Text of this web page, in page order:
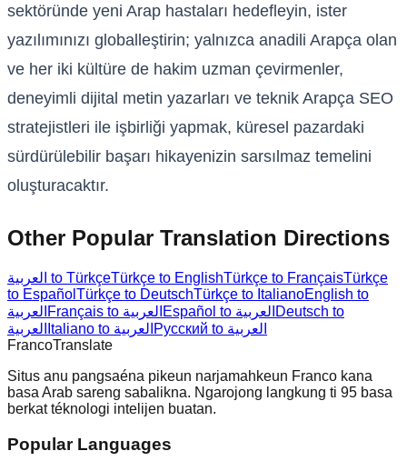
sektöründe yeni Arap hastaları hedefleyin, ister
yazılımınızı globalleştirin; yalnızca anadili Arapça olan
ve her iki kültüre de hakim uzman çevirmenler,
deneyimli dijital metin yazarları ve teknik Arapça SEO
stratejistleri ile işbirliği yapmak, küresel pazardaki
sürdürülebilir başarı hikayenizin sarsılmaz temelini
oluşturacaktır.
Other Popular Translation Directions
العربية to TürkçeTürkçe to EnglishTürkçe to FrançaisTürkçe
to Español Türkçe to DeutschTürkçe to ItalianoEnglish to
العربية
Français to العربية Español to العربية Deutsch to
العربية
Italiano to العربية
Русский to العربية
FrancoTranslate
Situs anu pangsaéna pikeun narjamahkeun Franco kana
basa Arab sareng sabalikna. Ngarojong langkung ti 95 basa
berkat téknologi intelijen buatan.
Popular Languages